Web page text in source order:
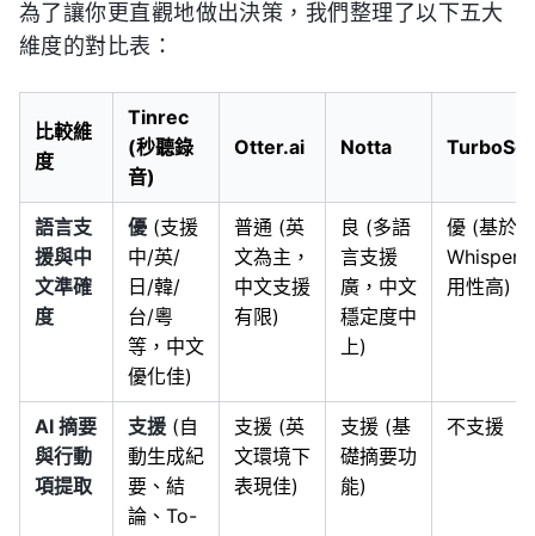
為了讓你更直觀地做出決策，我們整理了以下五大
維度的對比表：
比較維
度
Tinrec
(秒聽錄
音)
Otter.ai Notta
語言支
援與中
文準確
度
優 (支援
中/英/
日/韓/
台/粵
等，中文
優化佳)
普通 (英
文為主，
中文支援
有限)
良 (多語
言支援
廣，中文
穩定度中
上)
優 (基於
Whisper
用性高)
AI 摘要
與行動
項提取
支援 (自
動生成紀
要、結
論、To-
支援 (英
文環境下
表現佳)
支援 (基
礎摘要功
能)
不支援